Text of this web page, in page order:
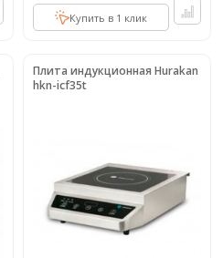
Купить в 1 клик
Плита индукционная Hurakan
hkn-icf35t